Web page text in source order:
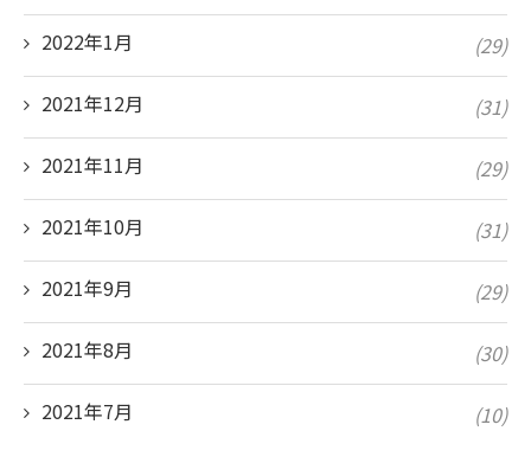
2022年1月 (29)
2021年12月 (31)
2021年11月 (29)
2021年10月 (31)
2021年9月 (29)
2021年8月 (30)
2021年7月 (10)